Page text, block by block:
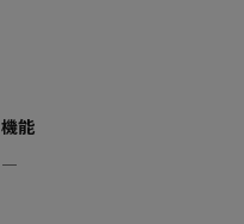
機能
―